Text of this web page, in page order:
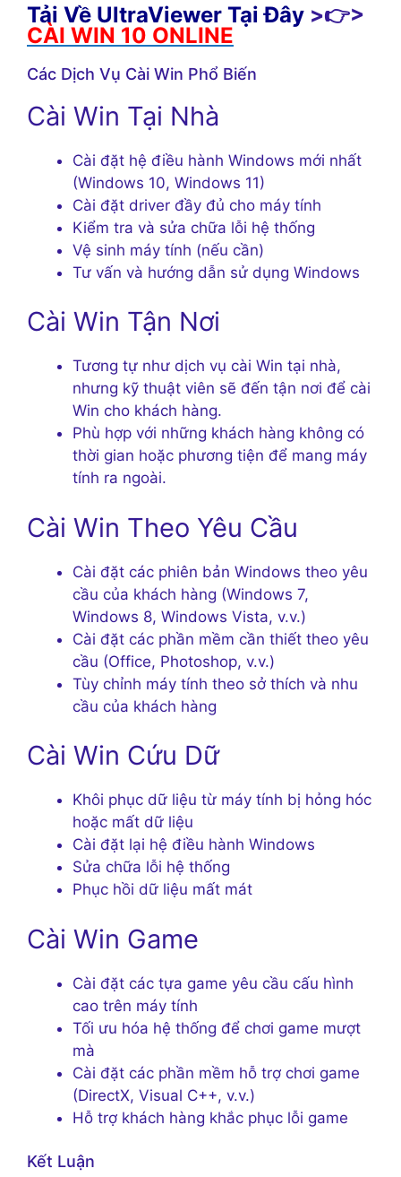
Tải Về UltraViewer Tại Đây >👉>
CÀI WIN 10 ONLINE
Các Dịch Vụ Cài Win Phổ Biến
Cài Win Tại Nhà
Cài đặt hệ điều hành Windows mới nhất
(Windows 10, Windows 11)
Cài đặt driver đầy đủ cho máy tính
Kiểm tra và sửa chữa lỗi hệ thống
Vệ sinh máy tính (nếu cần)
Tư vấn và hướng dẫn sử dụng Windows
Cài Win Tận Nơi
Tương tự như dịch vụ cài Win tại nhà,
nhưng kỹ thuật viên sẽ đến tận nơi để cài
Win cho khách hàng.
Phù hợp với những khách hàng không có
thời gian hoặc phương tiện để mang máy
tính ra ngoài.
Cài Win Theo Yêu Cầu
Cài đặt các phiên bản Windows theo yêu
cầu của khách hàng (Windows 7,
Windows 8, Windows Vista, v.v.)
Cài đặt các phần mềm cần thiết theo yêu
cầu (Office, Photoshop, v.v.)
Tùy chỉnh máy tính theo sở thích và nhu
cầu của khách hàng
Cài Win Cứu Dữ
Khôi phục dữ liệu từ máy tính bị hỏng hóc
hoặc mất dữ liệu
Cài đặt lại hệ điều hành Windows
Sửa chữa lỗi hệ thống
Phục hồi dữ liệu mất mát
Cài Win Game
Cài đặt các tựa game yêu cầu cấu hình
cao trên máy tính
Tối ưu hóa hệ thống để chơi game mượt
mà
Cài đặt các phần mềm hỗ trợ chơi game
(DirectX, Visual C++, v.v.)
Hỗ trợ khách hàng khắc phục lỗi game
Kết Luận